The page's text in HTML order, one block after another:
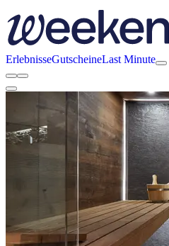
ErlebnisseGutscheineLast Minute